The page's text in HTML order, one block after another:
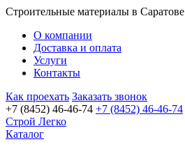
Строительные материалы в Саратове
О компании
Доставка и оплата
Услуги
Контакты
Как проехать Заказать звонок
+7 (8452) 46-46-74 +7 (8452) 46-46-74
Строй Легко
Каталог